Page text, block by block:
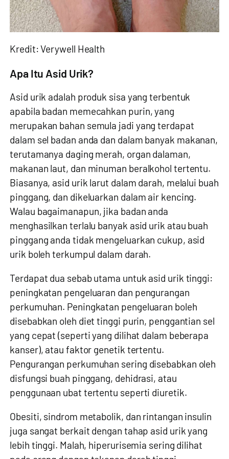
Kredit: Verywell Health
Apa Itu Asid Urik?
Asid urik adalah produk sisa yang terbentuk
apabila badan memecahkan purin, yang
merupakan bahan semula jadi yang terdapat
dalam sel badan anda dan dalam banyak makanan,
terutamanya daging merah, organ dalaman,
makanan laut, dan minuman beralkohol tertentu.
Biasanya, asid urik larut dalam darah, melalui buah
pinggang, dan dikeluarkan dalam air kencing.
Walau bagaimanapun, jika badan anda
menghasilkan terlalu banyak asid urik atau buah
pinggang anda tidak mengeluarkan cukup, asid
urik boleh terkumpul dalam darah.
Terdapat dua sebab utama untuk asid urik tinggi:
peningkatan pengeluaran dan pengurangan
perkumuhan. Peningkatan pengeluaran boleh
disebabkan oleh diet tinggi purin, penggantian sel
yang cepat (seperti yang dilihat dalam beberapa
kanser), atau faktor genetik tertentu.
Pengurangan perkumuhan sering disebabkan oleh
disfungsi buah pinggang, dehidrasi, atau
penggunaan ubat tertentu seperti diuretik.
Obesiti, sindrom metabolik, dan rintangan insulin
juga sangat berkait dengan tahap asid urik yang
lebih tinggi. Malah, hiperurisemia sering dilihat